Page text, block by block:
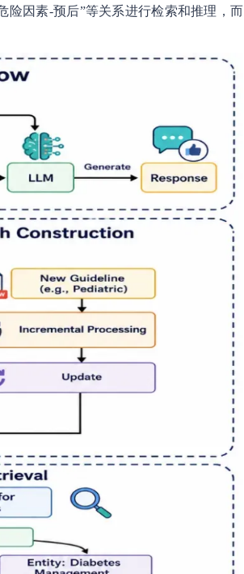
险因素-预后”等关系进行检索和推理，而